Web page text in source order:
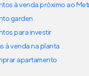
à venda próximo ao
garden
para investir
à venda na planta
apartamento